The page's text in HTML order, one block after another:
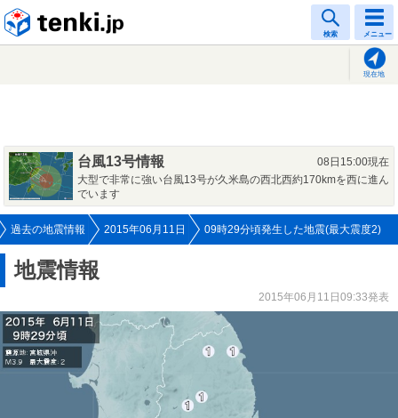
検索 メニュー
現在地
台風13号情報
08日15:00現在
大型で非常に強い台風13号が久米島の西北西約170kmを西に進ん
でいます
過去の地震情報 2015年06月11日 09時29分頃発生した地震(最大震度2)
地震情報
2015年06月11日09:33発表